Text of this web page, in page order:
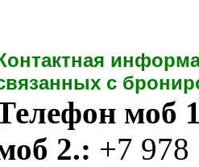
с
моб
2.: +7 978